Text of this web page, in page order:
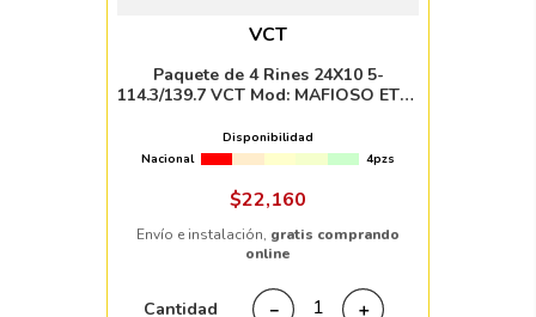
VCT
Paquete de 4 Rines 24X10 5-
114.3/139.7 VCT Mod: MAFIOSO ET15
Disponibilidad
Nacional
4pzs
$22,160
Envío e instalación, gratis comprando
online
Cantidad ＋
－